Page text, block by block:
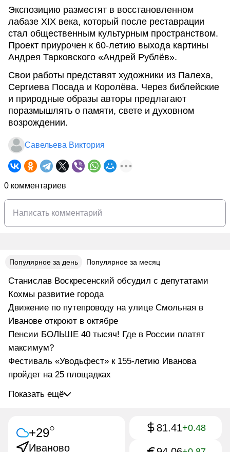
Экспозицию разместят в восстановленном
лабазе XIX века, который после реставрации
стал общественным культурным пространством.
Проект приурочен к 60-летию выхода картины
Андрея Тарковского «Андрей Рублёв».
Свои работы представят художники из Палеха,
Сергиева Посада и Королёва. Через библейские
и природные образы авторы предлагают
поразмышлять о памяти, свете и духовном
возрождении.
Савельева Виктория
0 комментариев
Популярное за день Популярное за месяц
Станислав Воскресенский обсудил с депутатами
Кохмы развитие города
Движение по путепроводу на улице Смольная в
Иванове откроют в октябре
Пенсии БОЛЬШЕ 40 тысяч! Где в России платят
максимум?
Фестиваль «Уводьфест» к 155-летию Иванова
пройдет на 25 площадках
Показать ещё
+29○
Иваново
81.41+0.48